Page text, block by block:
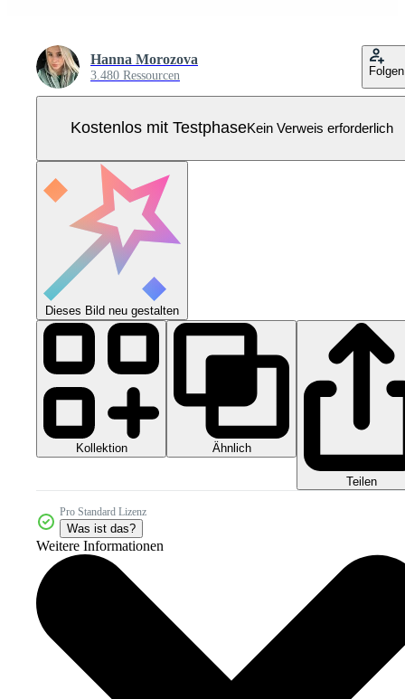
Hanna Morozova
3.480 Ressourcen Folgen
Kostenlos mit TestphaseKein Verweis erforderlich
Dieses Bild neu gestalten
Kollektion Ähnlich
Teilen
Pro Standard Lizenz
Was ist das?
Weitere Informationen